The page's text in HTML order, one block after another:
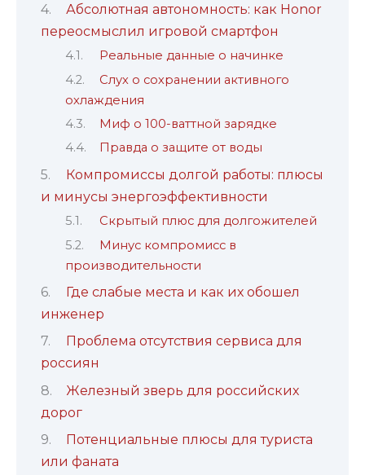
Абсолютная автономность: как Honor
переосмыслил игровой смартфон
Реальные данные о начинке
Слух о сохранении активного
охлаждения
Миф о 100-ваттной зарядке
Правда о защите от воды
Компромиссы долгой работы: плюсы
и минусы энергоэффективности
Скрытый плюс для долгожителей
Минус компромисс в
производительности
Где слабые места и как их обошел
инженер
Проблема отсутствия сервиса для
россиян
Железный зверь для российских
дорог
Потенциальные плюсы для туриста
или фаната